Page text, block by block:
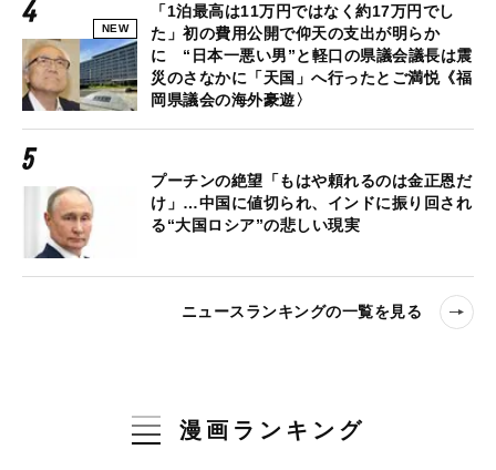
NEW
「1泊最高は11万円ではなく約17万円でし
た」初の費用公開で仰天の支出が明らか
に “日本一悪い男”と軽口の県議会議長は震
災のさなかに「天国」へ行ったとご満悦《福
岡県議会の海外豪遊〉
プーチンの絶望「もはや頼れるのは金正恩だ
け」…中国に値切られ、インドに振り回され
る“大国ロシア”の悲しい現実
ニュースランキングの一覧を見る
漫画ランキング